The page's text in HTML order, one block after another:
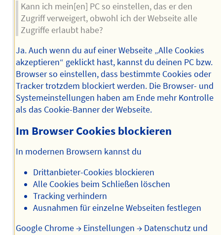
Kann ich mein[en] PC so einstellen, das er den
Zugriff verweigert, obwohl ich der Webseite alle
Zugriffe erlaubt habe?
Ja. Auch wenn du auf einer Webseite „Alle Cookies
akzeptieren“ geklickt hast, kannst du deinen PC bzw.
Browser so einstellen, dass bestimmte Cookies oder
Tracker trotzdem blockiert werden. Die Browser- und
System­einstellungen haben am Ende mehr Kontrolle
als das Cookie-Banner der Webseite.
Im Browser Cookies blockieren
In modernen Browsern kannst du
Drittanbieter-Cookies blockieren
Alle Cookies beim Schließen löschen
Tracking verhindern
Ausnahmen für einzelne Webseiten festlegen
Google Chrome → Einstellungen → Datenschutz und